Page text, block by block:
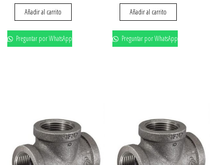
Añadir al carrito
Preguntar por WhatsApp
Añadir al carrito
Preguntar por WhatsApp